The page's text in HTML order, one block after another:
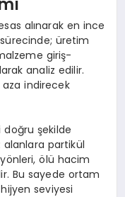
alınarak en ince
üretim
giriş-
analiz edilir.
indirecek
şekilde
partikül
ölü hacim
Bu sayede ortam
seviyesi